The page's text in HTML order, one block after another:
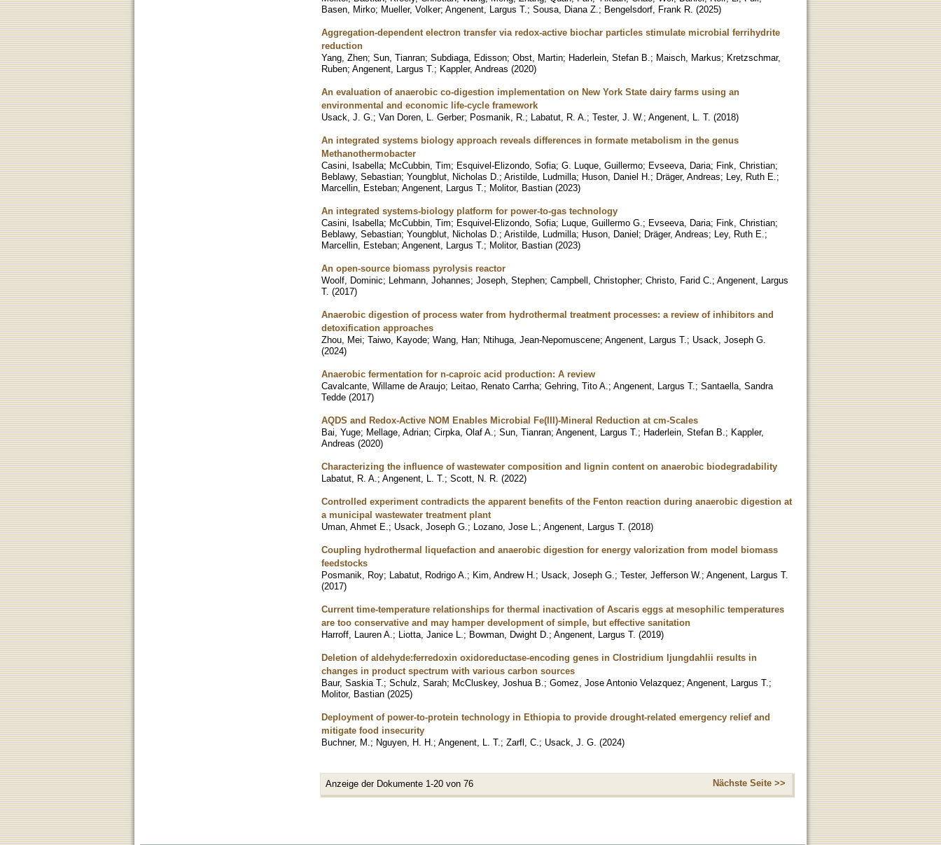
Basen, Mirko; Mueller, Volker; Angenent, Largus T. ; Sousa, Diana Z. ; Bengelsdorf, Frank R. (2025)
Aggregation-dependent electron transfer via redox-active biochar particles stimulate microbial ferrihydrite
reduction
Yang, Zhen; Sun, Tianran; Subdiaga, Edisson; Obst, Martin; Haderlein, Stefan B. ; Maisch, Markus; Kretzschmar,
Ruben; Angenent, Largus T. ; Kappler, Andreas (2020)
An evaluation of anaerobic co-digestion implementation on New York State dairy farms using an
environmental and economic life-cycle framework
Usack, J. G. ; Van Doren, L. Gerber; Posmanik, R. ; Labatut, R. A. ; Tester, J. W. ; Angenent, L. T. (2018)
An integrated systems biology approach reveals differences in formate metabolism in the genus
Methanothermobacter
Casini, Isabella; McCubbin, Tim; Esquivel-Elizondo, Sofia; G. Luque, Guillermo; Evseeva, Daria; Fink, Christian;
Beblawy, Sebastian; Youngblut, Nicholas D. ; Aristilde, Ludmilla; Huson, Daniel H. ; Dräger, Andreas; Ley, Ruth E. ;
Marcellin, Esteban; Angenent, Largus T. ; Molitor, Bastian (2023)
An integrated systems-biology platform for power-to-gas technology
Casini, Isabella; McCubbin, Tim; Esquivel-Elizondo, Sofia; Luque, Guillermo G. ; Evseeva, Daria; Fink, Christian;
Beblawy, Sebastian; Youngblut, Nicholas D. ; Aristilde, Ludmilla; Huson, Daniel; Dräger, Andreas; Ley, Ruth E. ;
Marcellin, Esteban; Angenent, Largus T. ; Molitor, Bastian (2023)
An open-source biomass pyrolysis reactor
Woolf, Dominic; Lehmann, Johannes; Joseph, Stephen; Campbell, Christopher; Christo, Farid C. ; Angenent, Largus
T. (2017)
Anaerobic digestion of process water from hydrothermal treatment processes: a review of inhibitors and
detoxification approaches
Zhou, Mei; Taiwo, Kayode; Wang, Han; Ntihuga, Jean-Nepomuscene; Angenent, Largus T. ; Usack, Joseph G.
(2024)
Anaerobic fermentation for n-caproic acid production: A review
Cavalcante, Willame de Araujo; Leitao, Renato Carrha; Gehring, Tito A. ; Angenent, Largus T. ; Santaella, Sandra
Tedde (2017)
AQDS and Redox-Active NOM Enables Microbial Fe(III)-Mineral Reduction at cm-Scales
Bai, Yuge; Mellage, Adrian; Cirpka, Olaf A. ; Sun, Tianran; Angenent, Largus T. ; Haderlein, Stefan B. ; Kappler,
Andreas (2020)
Characterizing the influence of wastewater composition and lignin content on anaerobic biodegradability
Labatut, R. A. ; Angenent, L. T. ; Scott, N. R. (2022)
Controlled experiment contradicts the apparent benefits of the Fenton reaction during anaerobic digestion at
a municipal wastewater treatment plant
Uman, Ahmet E. ; Usack, Joseph G. ; Lozano, Jose L. ; Angenent, Largus T. (2018)
Coupling hydrothermal liquefaction and anaerobic digestion for energy valorization from model biomass
feedstocks
Posmanik, Roy; Labatut, Rodrigo A. ; Kim, Andrew H. ; Usack, Joseph G. ; Tester, Jefferson W. ; Angenent, Largus T.
(2017)
Current time-temperature relationships for thermal inactivation of Ascaris eggs at mesophilic temperatures
are too conservative and may hamper development of simple, but effective sanitation
Harroff, Lauren A. ; Liotta, Janice L. ; Bowman, Dwight D. ; Angenent, Largus T. (2019)
Deletion of aldehyde:ferredoxin oxidoreductase-encoding genes in Clostridium ljungdahlii results in
changes in product spectrum with various carbon sources
Baur, Saskia T. ; Schulz, Sarah; McCluskey, Joshua B. ; Gomez, Jose Antonio Velazquez; Angenent, Largus T. ;
Molitor, Bastian (2025)
Deployment of power-to-protein technology in Ethiopia to provide drought-related emergency relief and
mitigate food insecurity
Buchner, M. ; Nguyen, H. H. ; Angenent, L. T. ; Zarfl, C. ; Usack, J. G. (2024)
Anzeige der Dokumente 1-20 von 76 Nächste Seite >>